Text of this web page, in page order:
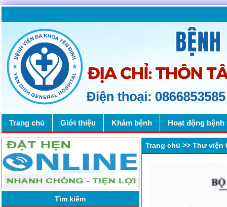
Trang chủ Giới thiệu Khám bệnh Hoạt động bệnh
Tìm kiếm
Trang chủ >> Thư viện